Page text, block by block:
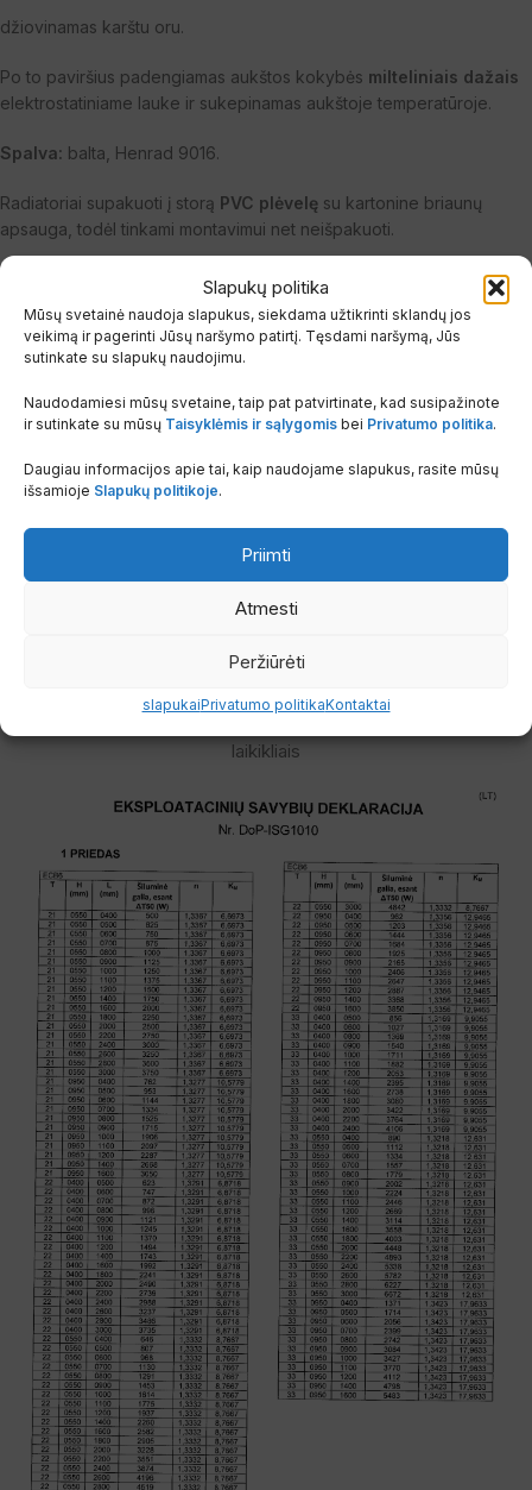
Slapukų politika
Mūsų svetainė naudoja slapukus, siekdama užtikrinti sklandų jos
veikimą ir pagerinti Jūsų naršymo patirtį. Tęsdami naršymą, Jūs
sutinkate su slapukų naudojimu.
Naudodamiesi mūsų svetaine, taip pat patvirtinate, kad susipažinote
ir sutinkate su mūsų Taisyklėmis ir sąlygomis bei Privatumo politika.
Daugiau informacijos apie tai, kaip naudojame slapukus, rasite mūsų
išsamioje Slapukų politikoje.
Priimti
Atmesti
Peržiūrėti
slapukaiPrivatumo politikaKontaktai
džiovinamas karštu oru.
Po to paviršius padengiamas aukštos kokybės milteliniais dažais
elektrostatiniame lauke ir sukepinamas aukštoje temperatūroje.
Spalva: balta, Henrad 9016.
Radiatoriai supakuoti į storą PVC plėvelę su kartonine briaunų
apsauga, todėl tinkami montavimui net neišpakuoti.
aklė, oro išleidiklis ir laikikliai.
laikikliais